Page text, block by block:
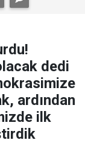
dedi
ardından
ilk